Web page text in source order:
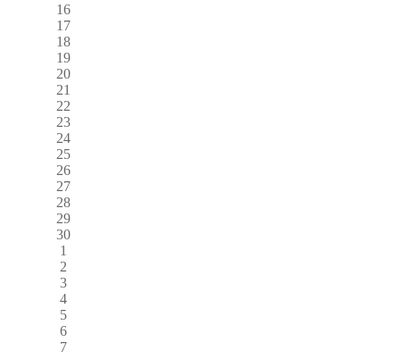
16
17
18
19
20
21
22
23
24
25
26
27
28
29
30
1
2
3
4
5
6
7